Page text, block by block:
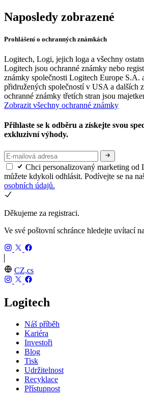
Naposledy zobrazené
Prohlášení o ochranných známkách
Logitech, Logi, jejich loga a všechny
Logitech jsou ochranné známky nebo
známky společnosti Logitech Europe S.A.
přidružených společností v USA a dalších
ochranné známky třetích stran jsou
Zobrazit všechny ochranné známky
Přihlaste se k odběru a získejte svou
exkluzivní výhody.
Chci personalizovaný marketing od
můžete kdykoli odhlásit. Podívejte se na
osobních údajů.
Děkujeme za registraci.
Ve své poštovní schránce hledejte uvítací
CZ,cs
Logitech
Náš příběh
Kariéra
Investoři
Blog
Tisk
Udržitelnost
Recyklace
Přístupnost